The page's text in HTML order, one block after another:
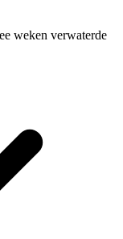
weken verwaterde